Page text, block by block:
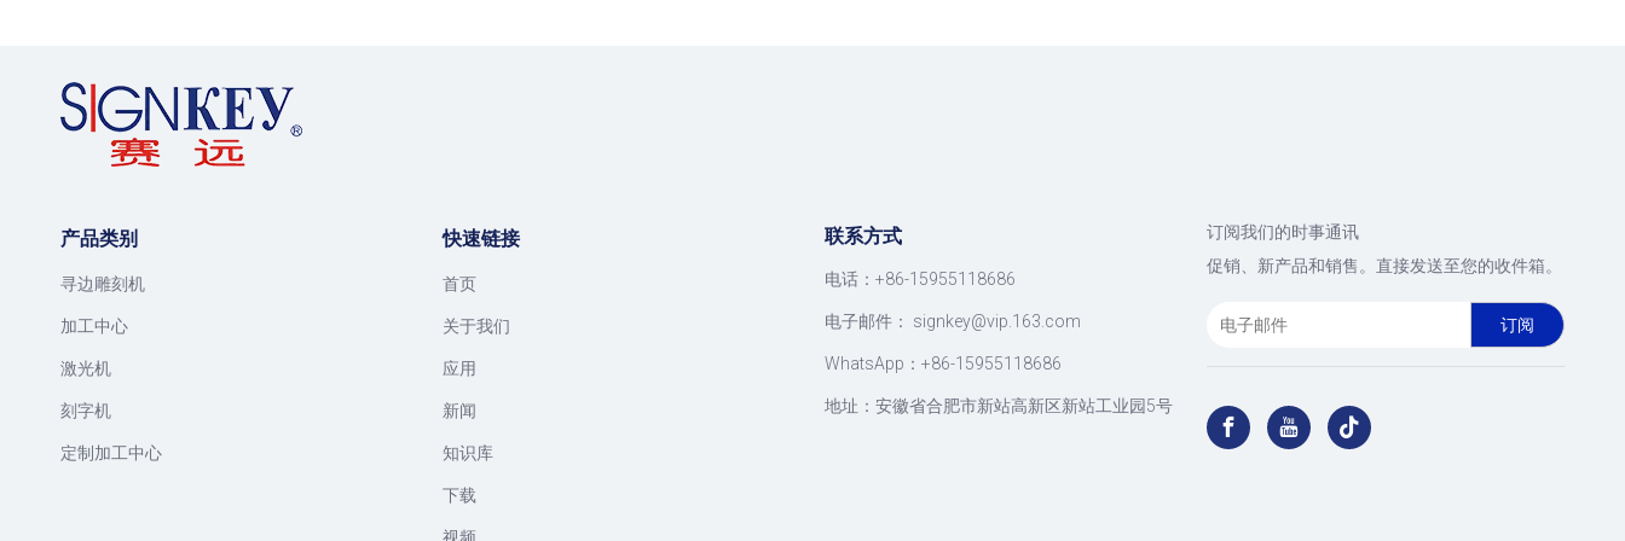
产品类别
寻边雕刻机
加工中心
激光机
刻字机
定制加工中心
快速链接
首页
关于我们
应用
新闻
知识库
下载
视频
联系方式
电话：+86-15955118686
电子邮件： signkey@vip.163.com
WhatsApp：+86-15955118686
地址：安徽省合肥市新站高新区新站工业园5号
订阅我们的时事通讯
促销、新产品和销售。直接发送至您的收件箱。
订阅